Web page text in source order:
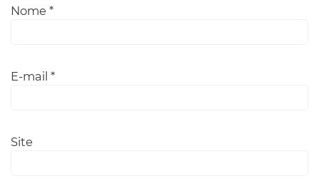
Nome *
E-mail *
Site